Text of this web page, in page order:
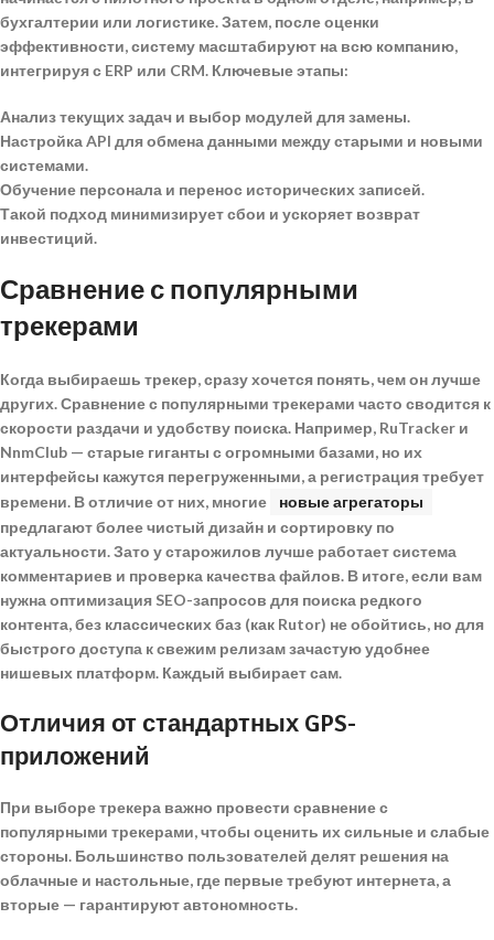
бухгалтерии или логистике. Затем, после оценки
эффективности, систему масштабируют на всю компанию,
интегрируя с ERP или CRM. Ключевые этапы:
Анализ текущих задач и выбор модулей для замены.
Настройка API для обмена данными между старыми и новыми
системами.
Обучение персонала и перенос исторических записей.
Такой подход минимизирует сбои и ускоряет возврат
инвестиций.
Сравнение с популярными
трекерами
Когда выбираешь трекер, сразу хочется понять, чем он лучше
других.Сравнение с популярными трекерами часто сводится к
скорости раздачи и удобству поиска. Например, RuTracker и
NnmClub — старые гиганты с огромными базами, но их
интерфейсы кажутся перегруженными, а регистрация требует
времени. В отличие от них, многие
новые агрегаторы
предлагают более чистый дизайн и сортировку по
актуальности. Зато у старожилов лучше работает система
комментариев и проверка качества файлов. В итоге, если вам
нужнаоптимизация SEO-запросов для поиска редкого
контента, без классических баз (как Rutor) не обойтись, но для
быстрого доступа к свежим релизам зачастую удобнее
нишевых платформ. Каждый выбирает сам.
Отличия от стандартных GPS-
приложений
При выборе трекера важно провести сравнение с
популярными трекерами, чтобы оценить их сильные и слабые
стороны. Большинство пользователей делят решения на
облачные и настольные, где первые требуют интернета, а
вторые — гарантируют автономность.